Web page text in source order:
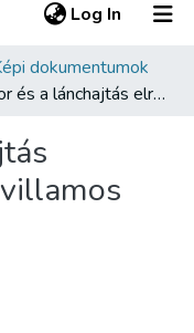
Log In (current)
dokumentumok
A motor és a lánchajtás elrendezése az első villamos vasúti kocsikon